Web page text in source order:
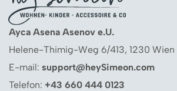
Ayca Asena Asenov e.U.
Helene-Thimig-Weg 6/413, 1230 Wien
E-mail: support@heySimeon.com
Telefon: +43 660 444 0123